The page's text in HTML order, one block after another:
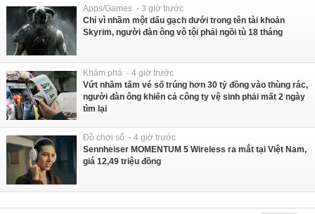
Apps/Games - 3 giờ trước
Chỉ vì nhầm một dấu gạch dưới trong tên tài khoản
Skyrim, người đàn ông vô tội phải ngồi tù 18 tháng
Khám phá - 4 giờ trước
Vứt nhầm tấm vé số trúng hơn 30 tỷ đồng vào thùng rác,
người đàn ông khiến cả công ty vệ sinh phải mất 2 ngày
tìm lại
Đồ chơi số - 4 giờ trước
Sennheiser MOMENTUM 5 Wireless ra mắt tại Việt Nam,
giá 12,49 triệu đồng